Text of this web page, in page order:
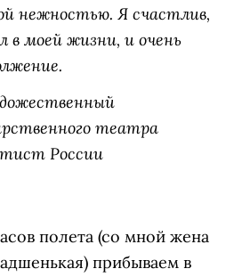
нежностью. Я счастлив,
моей жизни, и очень
театра
России
полета (со мной жена
прибываем в